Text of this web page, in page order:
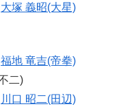
大塚 義昭(大星)
福地 竜吉(帝拳)
二)
川口 昭二(田辺)